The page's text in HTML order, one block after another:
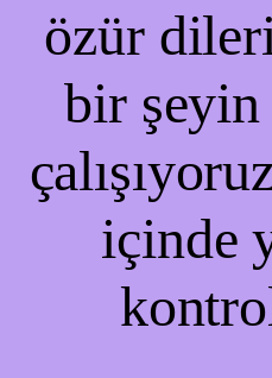
özür
bir şeyin
içinde